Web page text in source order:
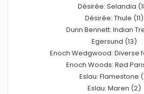
Désirée: Selandia
Désirée: Thule (11)
Dunn Bennett: Indian
Egersund (13)
Enoch Wedgwood: Diverse
Enoch Woods: Rød
Eslau: Flamestone
Eslau: Maren (2)